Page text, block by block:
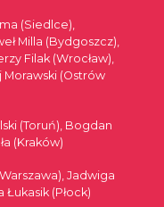
(Siedlce),
Milla (Bydgoszcz),
Filak (Wrocław),
(Ostrów
(Toruń), Bogdan
(Kraków)
Jadwiga
(Płock)